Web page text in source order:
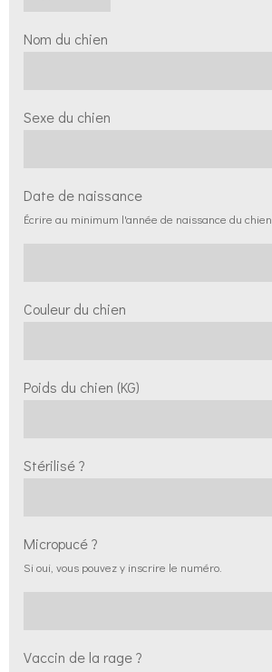
Nom du chien
Sexe du chien
Date de naissance
Écrire au minimum l'année de naissance du chien.
Couleur du chien
Poids du chien (KG)
Stérilisé ?
Micropucé ?
Si oui, vous pouvez y inscrire le numéro.
Vaccin de la rage ?